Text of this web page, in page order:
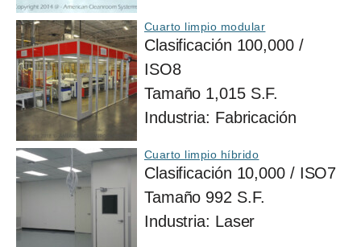
Cuarto limpio modular
Clasificación 100,000 /
ISO8
Tamaño 1,015 S.F.
Industria: Fabricación
Cuarto limpio híbrido
Clasificación 10,000 / ISO7
Tamaño 992 S.F.
Industria: Laser